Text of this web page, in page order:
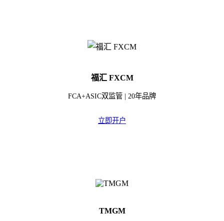
福汇 FXCM
FCA+ASIC双监管 | 20年品牌
立即开户
TMGM